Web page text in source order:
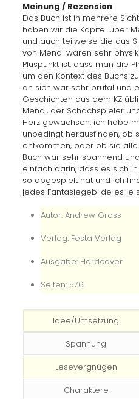
Meinung / Rezension
Das Buch ist in mehrere
haben wir die Kapitel über
und auch teilweise die aus
von Mendl waren sehr
Pluspunkt ist, dass man die
um den Kontext des Buchs
an sich war sehr brutal und
Geschichten aus dem KZ
Mendl, der Schachspieler
Herz gewachsen, ich habe
unbedingt herausfinden, ob
entkommen, oder ob sie alle
Buch war sehr spannend
einfach darin, dass es sich
so abgespielt hat und ich
jedes Fantasiegebilde es je
Autor: Andrew Gross
Verlag: Festa Verlag
Ausgabe: Hardcover
Seiten: 576
Idee/Umsetzung
Spannung
Lesevergnügen
Charaktere